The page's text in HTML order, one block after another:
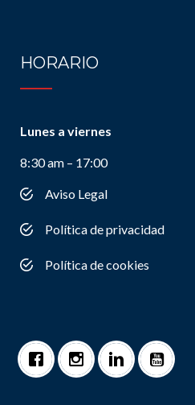
HORARIO
Lunes a viernes
8:30 am – 17:00
Aviso Legal
Política de privacidad
Política de cookies